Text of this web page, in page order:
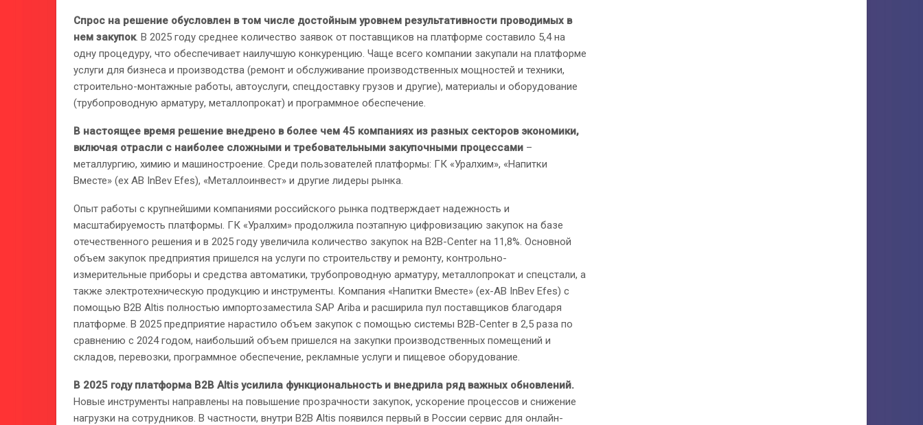
Спрос на решение обусловлен в том числе достойным уровнем результативности проводимых в
нем закупок. В 2025 году среднее количество заявок от поставщиков на платформе составило 5,4 на
одну процедуру, что обеспечивает наилучшую конкуренцию. Чаще всего компании закупали на платформе
услуги для бизнеса и производства (ремонт и обслуживание производственных мощностей и техники,
строительно-монтажные работы, автоуслуги, спецдоставку грузов и другие), материалы и оборудование
(трубопроводную арматуру, металлопрокат) и программное обеспечение.
В настоящее время решение внедрено в более чем 45 компаниях из разных секторов экономики,
включая отрасли с наиболее сложными и требовательными закупочными процессами –
металлургию, химию и машиностроение. Среди пользователей платформы: ГК «Уралхим», «Напитки
Вместе» (ex AB InBev Efes), «Металлоинвест» и другие лидеры рынка.
Опыт работы с крупнейшими компаниями российского рынка подтверждает надежность и
масштабируемость платформы. ГК «Уралхим» продолжила поэтапную цифровизацию закупок на базе
отечественного решения и в 2025 году увеличила количество закупок на B2B-Center на 11,8%. Основной
объем закупок предприятия пришелся на услуги по строительству и ремонту, контрольно-
измерительные приборы и средства автоматики, трубопроводную арматуру, металлопрокат и спецстали, а
также электротехническую продукцию и инструменты. Компания «Напитки Вместе» (ex-AB InBev Efes) с
помощью B2B Altis полностью импортозаместила SAP Ariba и расширила пул поставщиков благодаря
платформе. В 2025 предприятие нарастило объем закупок с помощью системы B2B-Center в 2,5 раза по
сравнению с 2024 годом, наибольший объем пришелся на закупки производственных помещений и
складов, перевозки, программное обеспечение, рекламные услуги и пищевое оборудование.
В 2025 году платформа B2B Altis усилила функциональность и внедрила ряд важных обновлений.
Новые инструменты направлены на повышение прозрачности закупок, ускорение процессов и снижение
нагрузки на сотрудников. В частности, внутри B2B Altis появился первый в России сервис для онлайн-